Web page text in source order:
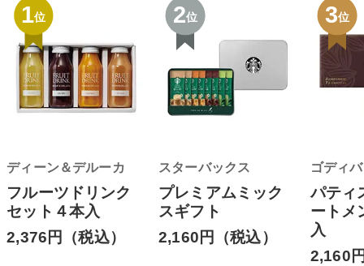
1位
ディーン＆デルーカ
フルーツドリンク
セット４本入
2,376円（税込）
2位
スターバックス
プレミアムミック
スギフト
2,160円（税込）
3位
ゴディバ
パティ
ート
入
2,160